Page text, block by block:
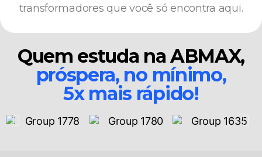
transformadores que você só encontra aqui.
Quem estuda na ABMAX,
próspera, no mínimo,
5x mais rápido!